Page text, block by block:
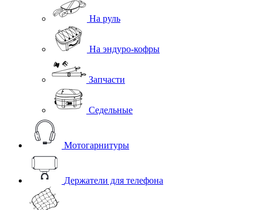
На руль
На эндуро-кофры
Запчасти
Седельные
Мотогарнитуры
Держатели для телефона